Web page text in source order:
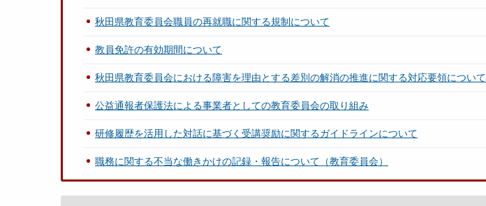
秋田県教育委員会職員の再就職に関する規制について
教員免許の有効期間について
秋田県教育委員会における障害を理由とする差別の解消の推進に関する対応要領について
公益通報者保護法による事業者としての教育委員会の取り組み
研修履歴を活用した対話に基づく受講奨励に関するガイドラインについて
職務に関する不当な働きかけの記録・報告について（教育委員会）